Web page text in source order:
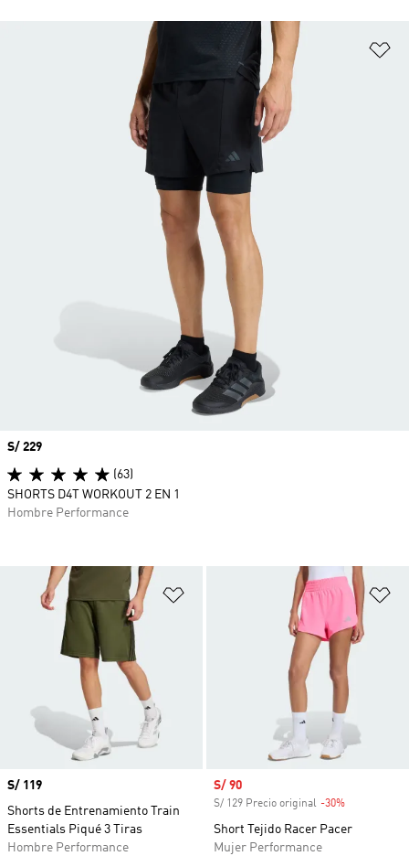
Añadir a la lista de deseos
Precio
S/ 119
Shorts de Entrenamiento Train
Essentials Piqué 3 Tiras
Hombre Performance
Precio de venta
S/ 90
S/ 129 Precio original -30%
Short Tejido Racer Pacer
Mujer Performance
Precio
S/ 229
(63)
SHORTS D4T WORKOUT 2 EN 1
Hombre Performance